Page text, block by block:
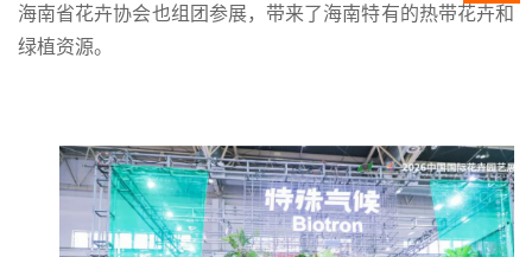
海南省花卉协会也组团参展，带来了海南特有的热带花卉和
绿植资源。